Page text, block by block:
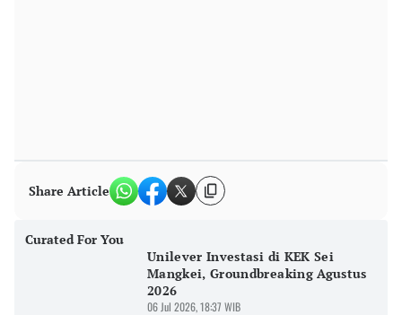
Share Article
Curated For You
Unilever Investasi di KEK Sei
Mangkei, Groundbreaking Agustus
2026
06 Jul 2026, 18:37 WIB